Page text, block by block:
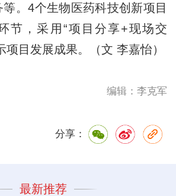
。4个生物医药科技创新项目
节，采用“项目分享+现场交
项目发展成果。（文 李嘉怡）
编辑：李克军
分享：
最新推荐